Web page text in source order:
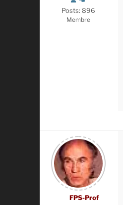
Posts: 896
Membre
FPS-Prof